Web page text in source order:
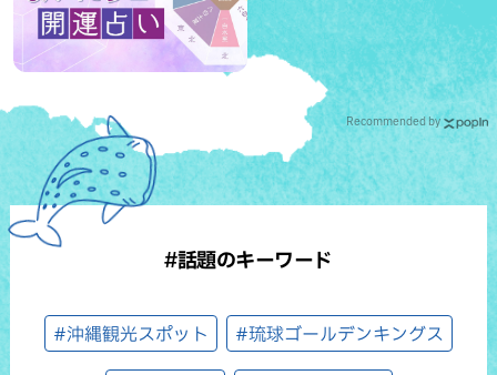
Recommended by
#話題のキーワード
#沖縄観光スポット #琉球ゴールデンキングス